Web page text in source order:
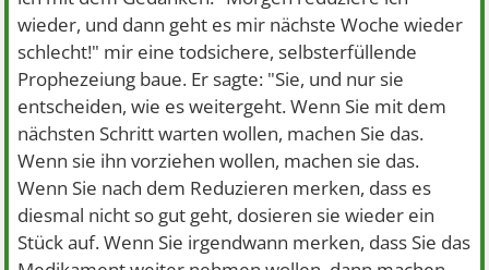
wieder, und dann geht es mir nächste Woche wieder
schlecht!" mir eine todsichere, selbsterfüllende
Prophezeiung baue. Er sagte: "Sie, und nur sie
entscheiden, wie es weitergeht. Wenn Sie mit dem
nächsten Schritt warten wollen, machen Sie das.
Wenn sie ihn vorziehen wollen, machen sie das.
Wenn Sie nach dem Reduzieren merken, dass es
diesmal nicht so gut geht, dosieren sie wieder ein
Stück auf. Wenn Sie irgendwann merken, dass Sie das